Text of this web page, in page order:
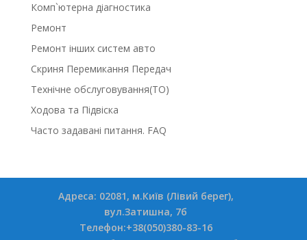
Комп`ютерна діагностика
Ремонт
Ремонт інших систем авто
Скриня Перемикання Передач
Технічне обслуговування(ТО)
Ходова та Підвіска
Часто задавані питання. FAQ
Адреса: 02081, м.Київ (Лівий берег),
вул.Затишна, 7б
Телефон:+38(050)380-83-16